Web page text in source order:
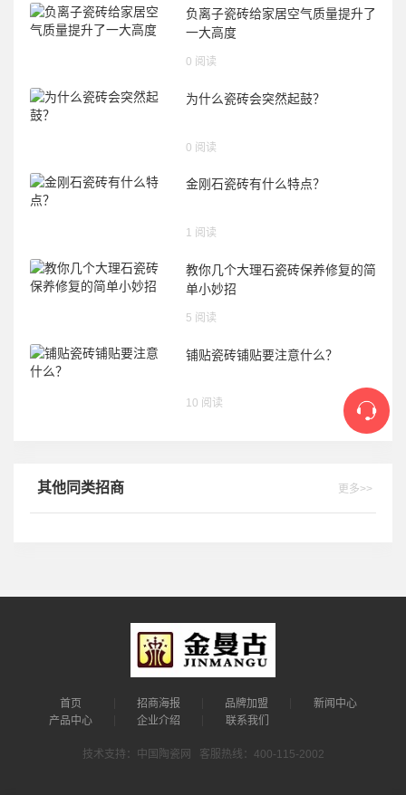
负离子瓷砖给家居空气质量提升了
一大高度
0 阅读
为什么瓷砖会突然起鼓？
0 阅读
金刚石瓷砖有什么特点？
1 阅读
教你几个大理石瓷砖保养修复的简
单小妙招
5 阅读
铺贴瓷砖铺贴要注意什么？
10 阅读
其他同类招商 更多>>
首页 招商海报 品牌加盟
新闻中心
产品中心
企业介绍 联系我们
技术支持：中国陶瓷网 客服热线：400-115-2002